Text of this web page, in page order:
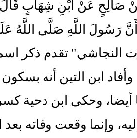
وَعَنْ صَالِحٍ عَنْ ابْنِ شِهَابٍ
رَسُولَ اللَّهِ صَلَّى اللَّهُ
النجاشي" تقدم ذكر
ابن التين أنه
أيضا، وحكى ابن دحية
وإنما وقعت وفاته